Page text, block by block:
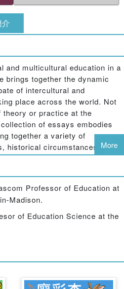
and multicultural education in a
brings together the dynamic
of intercultural and
place across the world. Not
or practice at the
of essays embodies
together a variety of
historical circumstances,
curricula, and personal
readers to the countries,
multicultural education, either
active (often central)
daily educational undertaking
are also informed about
and will learn about the
and/or multicultural
and local level.
More
Professor of Education at
Madison.
of Education Science at the